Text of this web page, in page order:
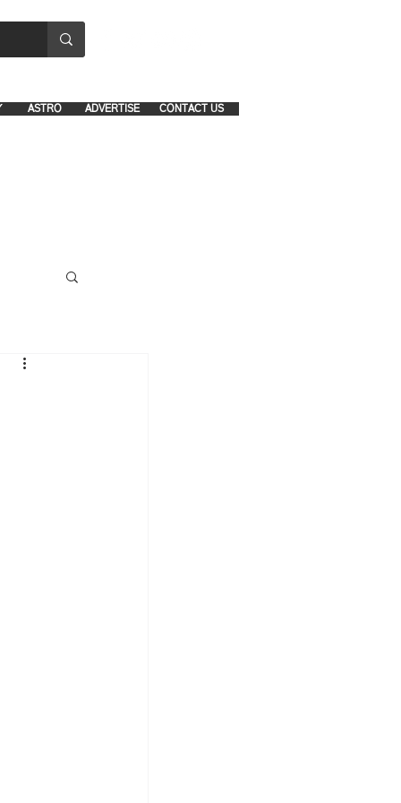
CONTACT US
ADVERTISE
ASTRO